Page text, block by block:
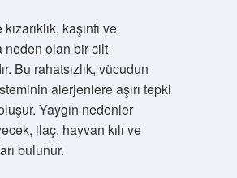
kaşıntı ve
neden olan bir cilt
Bu rahatsızlık, vücudun
alerjenlere aşırı tepki
Yaygın nedenler
ilaç, hayvan kılı ve
bulunur.